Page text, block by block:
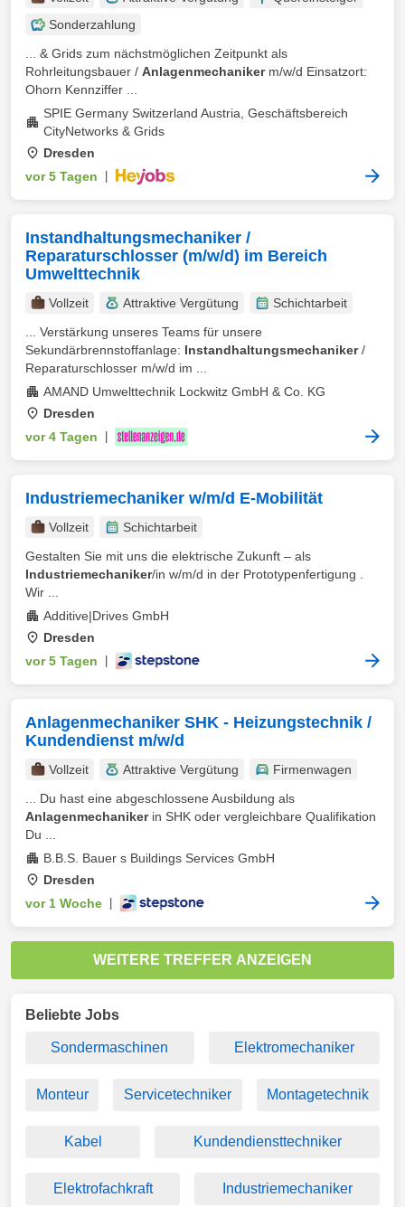
Sonderzahlung
... & Grids zum nächstmöglichen Zeitpunkt als
Rohrleitungsbauer / Anlagenmechanikerm/w/d Einsatzort:
Ohorn Kennziffer ...
SPIE Germany Switzerland Austria, Geschäftsbereich
CityNetworks & Grids
Dresden
vor 5 Tagen
Instandhaltungsmechaniker /
Reparaturschlosser (m/w/d) im Bereich
Umwelttechnik
Vollzeit Attraktive Vergütung
Schichtarbeit
... Verstärkung unseres Teams für unsere
Sekundärbrennstoffanlage: Instandhaltungsmechaniker/
Reparaturschlosser m/w/d im ...
AMAND Umwelttechnik Lockwitz GmbH & Co. KG
Dresden
vor 4 Tagen
Industriemechaniker w/m/d E-Mobilität
Vollzeit
Schichtarbeit
Gestalten Sie mit uns die elektrische Zukunft – als
Industriemechaniker/in w/m/d in der Prototypenfertigung .
Wir ...
Additive|Drives GmbH
Dresden
vor 5 Tagen
Anlagenmechaniker SHK - Heizungstechnik /
Kundendienst m/w/d
Vollzeit Attraktive Vergütung
Firmenwagen
... Du hast eine abgeschlossene Ausbildung als
Anlagenmechanikerin SHK oder vergleichbare Qualifikation
Du ...
B.B.S. Bauer s Buildings Services GmbH
Dresden
vor 1 Woche
WEITERE TREFFER ANZEIGEN
Beliebte Jobs
Sondermaschinen Elektromechaniker
Monteur Servicetechniker Montagetechnik
Kabel Kundendiensttechniker
Elektrofachkraft Industriemechaniker